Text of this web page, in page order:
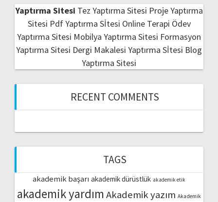
Yaptırma Sitesi Tez Yaptırma Sitesi Proje Yaptırma
Sitesi Pdf Yaptırma Sİtesi Online Terapi Ödev
Yaptırma Sitesi Mobilya Yaptırma Sitesi Formasyon
Yaptırma Sitesi Dergi Makalesi Yaptırma Sİtesi Blog
Yaptırma Sitesi
RECENT COMMENTS
TAGS
akademik başarı akademik dürüstlük akademik etik
akademik yardımAkademik yazım Akademik